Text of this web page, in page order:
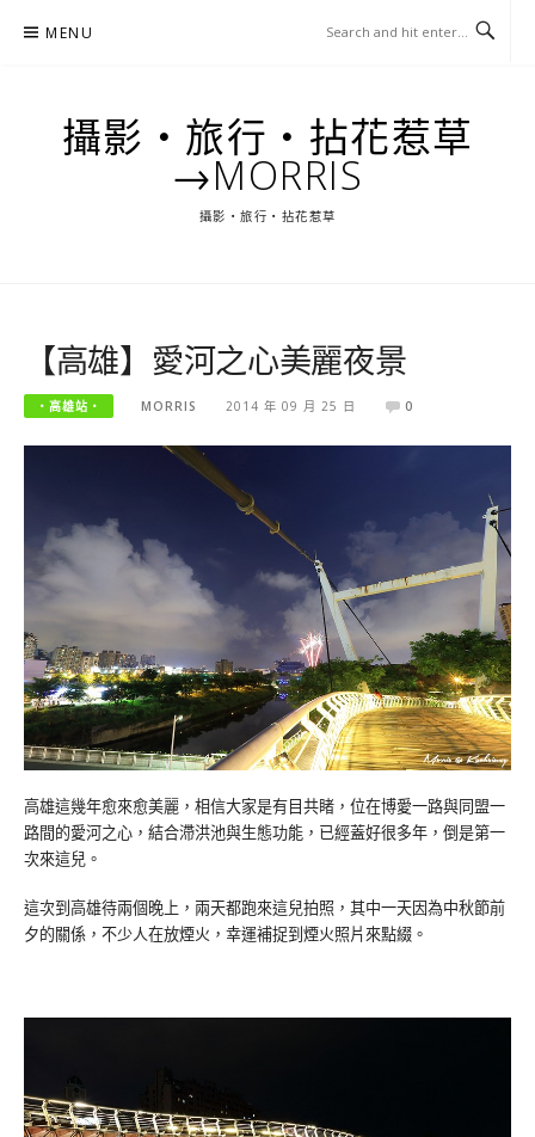
MENU
攝影‧旅行‧拈花惹草
→MORRIS
攝影‧旅行‧拈花惹草
【高雄】愛河之心美麗夜景
‧高雄站‧ MORRIS 2014 年 09 月 25 日 0
高雄這幾年愈來愈美麗，相信大家是有目共睹，位在博愛一路與同盟一
路間的愛河之心，結合滯洪池與生態功能，已經蓋好很多年，倒是第一
次來這兒。
這次到高雄待兩個晚上，兩天都跑來這兒拍照，其中一天因為中秋節前
夕的關係，不少人在放煙火，幸運補捉到煙火照片來點綴。